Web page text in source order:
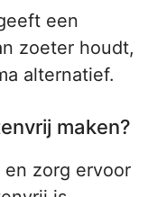
een
zoeter houdt,
alternatief.
maken?
zorg ervoor